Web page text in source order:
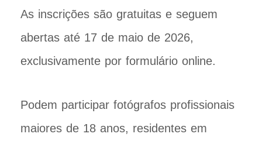
As inscrições são gratuitas e seguem
abertas até 17 de maio de 2026,
exclusivamente por formulário online.
Podem participar fotógrafos profissionais
maiores de 18 anos, residentes em